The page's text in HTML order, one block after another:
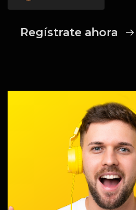
Regístrate ahora